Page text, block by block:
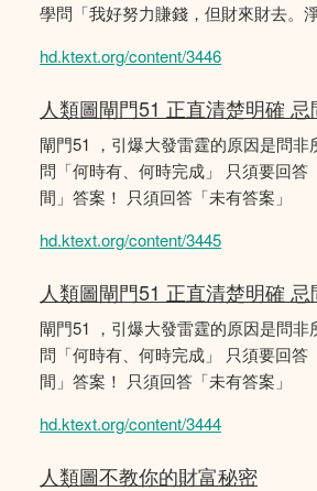
學問「我好努力賺錢，但財來財去。
hd.ktext.org/content/3446
人類圖閘門51 正直清楚明確
閘門51 ，引爆大發雷霆的原因是問非
問「何時有、何時完成」 只須要回答
間」答案！ 只須回答「未有答案」
hd.ktext.org/content/3445
人類圖閘門51 正直清楚明確
閘門51 ，引爆大發雷霆的原因是問非
問「何時有、何時完成」 只須要回答
間」答案！ 只須回答「未有答案」
hd.ktext.org/content/3444
人類圖不教你的財富秘密